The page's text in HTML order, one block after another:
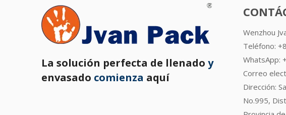
La solución perfecta de llenado y
envasado comienza aquí
Wenzhou
Teléfono:
WhatsApp:
Correo
Dirección:
No.995,